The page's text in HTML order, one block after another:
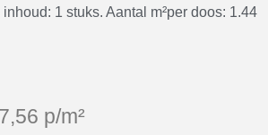
inhoud: 1 stuks. Aantal m²per doos: 1.44
p/m²